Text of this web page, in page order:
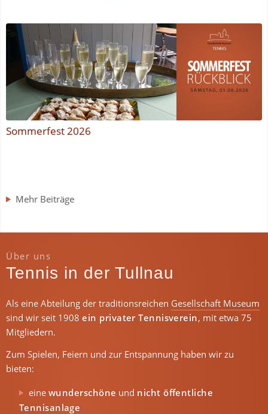
Sommerfest 2026
Mehr Beiträge
Über uns
Tennis in der Tullnau
Als eine Abteilung der traditionsreichen Gesellschaft Museum
sind wir seit 1908 ein privater Tennisverein, mit etwa 75
Mitgliedern.
Zum Spielen, Feiern und zur Entspannung haben wir zu
bieten:
eine wunderschöne und nicht öffentliche
Tennisanlage